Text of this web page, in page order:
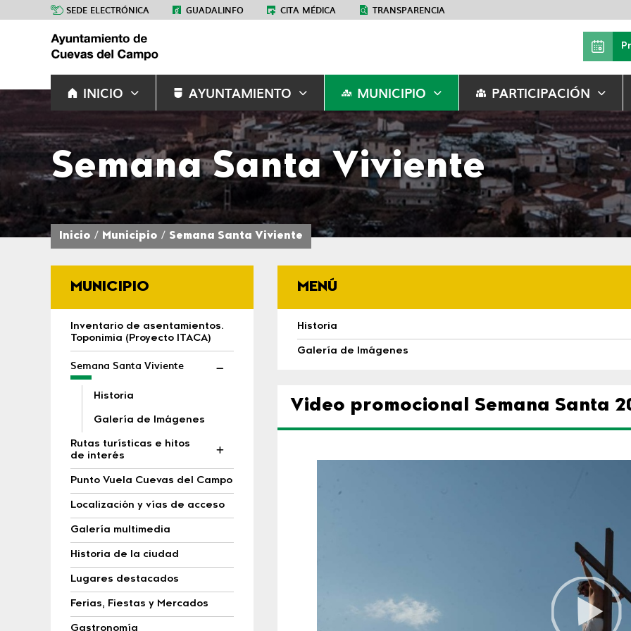
SEDE ELECTRÓNICA GUADALINFO CITA MÉDICA TRANSPARENCIA
INICIO AYUNTAMIENTO MUNICIPIO PARTICIPACIÓN
Semana Santa Viviente
Inicio Municipio Semana Santa Viviente
MUNICIPIO
Inventario de asentamientos.
Toponimia (Proyecto ITACA)
Semana Santa Viviente
Historia
Galería de Imágenes
Rutas turísticas e hitos
de interés
Punto Vuela Cuevas del Campo
Localización y vías de acceso
Galería multimedia
Historia de la ciudad
Lugares destacados
Ferias, Fiestas y Mercados
Gastronomía
MENÚ
Historia
Galería de Imágenes
Video promocional Semana Santa